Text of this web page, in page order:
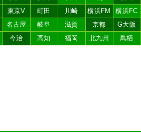
東京V 町田 川崎 横浜FM 横浜FC
名古屋 岐阜 滋賀 京都 G大阪
今治 高知 福岡 北九州 鳥栖